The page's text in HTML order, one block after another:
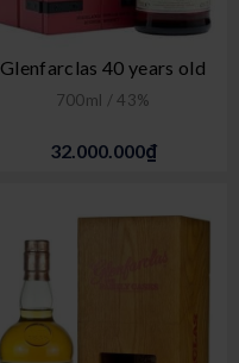
Glenfarclas 40 years old
700ml / 43%
32.000.000₫